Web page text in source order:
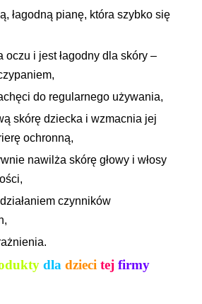
łagodną pianę, która szybko się
oczu i jest łagodny dla skóry –
do regularnego używania,
skórę dziecka i wzmacnia jej
ochronną,
nawilża skórę głowy i włosy
czynników
dla dzieci tej firmy